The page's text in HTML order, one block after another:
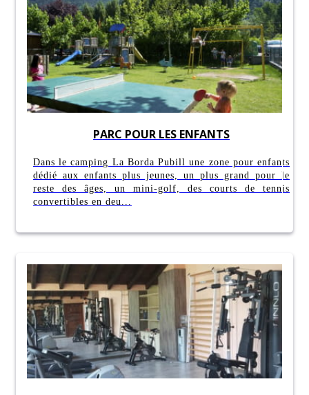
PARC POUR LES ENFANTS
Dans le camping La Borda Pubill une zone pour enfants
dédié aux enfants plus jeunes, un plus grand pour le
reste des âges, un mini-golf, des courts de tennis
convertibles en deu...